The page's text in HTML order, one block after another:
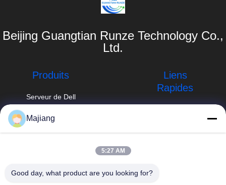
Beijing Guangtian Runze Technology Co.,
Ltd.
Produits
Serveur de Dell
GPU
86--
Liens
Rapides
Majiang
5:27 AM
Good day, what product are you looking for?